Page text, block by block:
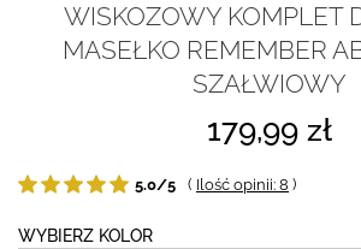
WISKOZOWY KOMPLET
MASEŁKO REMEMBER
SZAŁWIOWY
179,99 zł
5.0/5 ( Ilość opinii: 8 )
WYBIERZ KOLOR